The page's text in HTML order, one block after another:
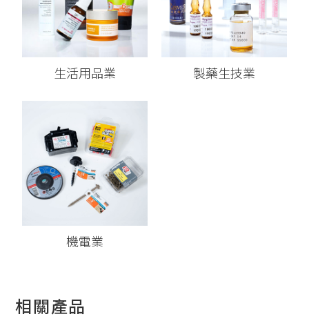
生活用品業 製藥生技業
機電業
相關產品